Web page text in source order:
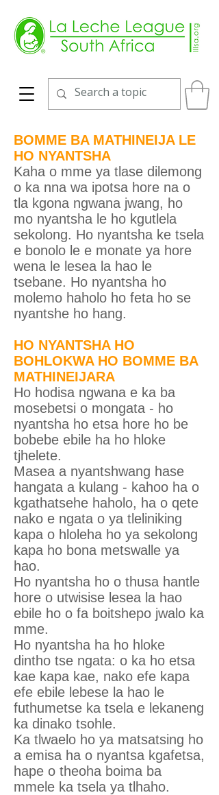
BOMME BA MATHINEIJA LE
HO NYANTSHA
Kaha o mme ya tlase dilemong
o ka nna wa ipotsa hore na o
tla kgona ngwana jwang, ho
mo nyantsha le ho kgutlela
sekolong. Ho nyantsha ke tsela
e bonolo le e monate ya hore
wena le lesea la hao le
tsebane. Ho nyantsha ho
molemo haholo ho feta ho se
nyantshe ho hang.
HO NYANTSHA HO
BOHLOKWA HO BOMME BA
MATHINEIJARA
Ho hodisa ngwana e ka ba
mosebetsi o mongata - ho
nyantsha ho etsa hore ho be
bobebe ebile ha ho hloke
tjhelete.
Masea a nyantshwang hase
hangata a kulang - kahoo ha o
kgathatsehe haholo, ha o qete
nako e ngata o ya tleliniking
kapa o hloleha ho ya sekolong
kapa ho bona metswalle ya
hao.
Ho nyantsha ho o thusa hantle
hore o utwisise lesea la hao
ebile ho o fa boitshepo jwalo ka
mme.
Ho nyantsha ha ho hloke
dintho tse ngata: o ka ho etsa
kae kapa kae, nako efe kapa
efe ebile lebese la hao le
futhumetse ka tsela e lekaneng
ka dinako tsohle.
Ka tlwaelo ho ya matsatsing ho
a emisa ha o nyantsa kgafetsa,
hape o theoha boima ba
mmele ka tsela ya tlhaho.